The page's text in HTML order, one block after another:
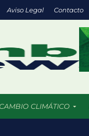
Aviso Legal Contacto
CAMBIO CLIMÁTICO